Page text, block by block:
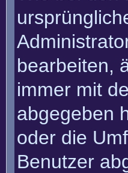
bearbeiten,
immer mit
abgegeben
oder die
Benutzer